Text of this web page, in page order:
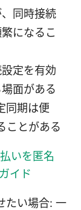
同時接続
になるこ
定を有効
面がある
同期は便
ことがある
いを匿名
イド
たい場合: 一